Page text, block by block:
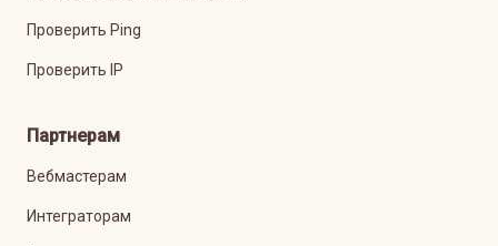
Проверить Ping
Проверить IP
Партнерам
Вебмастерам
Интеграторам